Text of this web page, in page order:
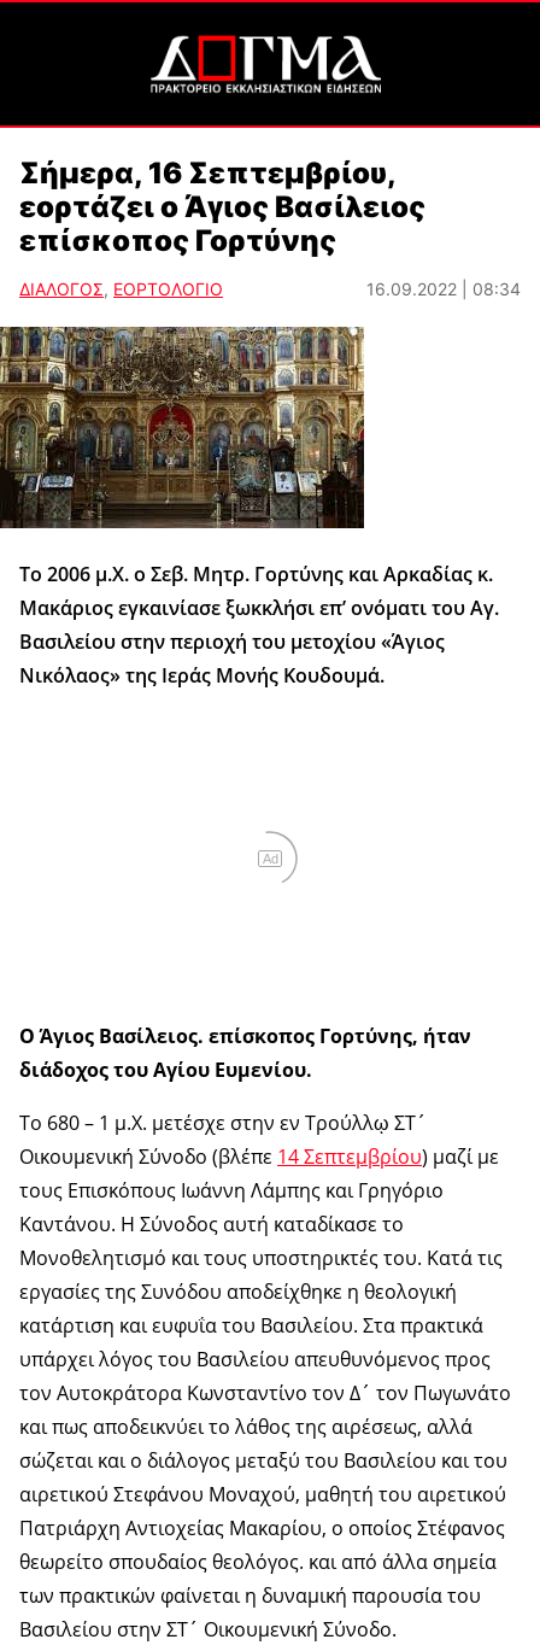
Σήμερα, 16 Σεπτεμβρίου,
εορτάζει ο Άγιος Βασίλειος
επίσκοπος Γορτύνης
ΔΙΑΛΟΓΟΣ, ΕΟΡΤΟΛΟΓΙΟ 16.09.2022 | 08:34
Tο 2006 μ.Χ. ο Σεβ. Μητρ. Γορτύνης και Αρκαδίας κ.
Μακάριος εγκαινίασε ξωκκλήσι επ’ ονόματι του Αγ.
Βασιλείου στην περιοχή του μετοχίου «Άγιος
Νικόλαος» της Ιεράς Μονής Κουδουμά.
Ad
Ο Άγιος Βασίλειος. επίσκοπος Γορτύνης, ήταν
διάδοχος του Αγίου Ευμενίου.
Το 680 – 1 μ.Χ. μετέσχε στην εν Τρούλλῳ ΣΤ´
Οικουμενική Σύνοδο (βλέπε 14 Σεπτεμβρίου) μαζί με
τους Επισκόπους Ιωάννη Λάμπης και Γρηγόριο
Καντάνου. Η Σύνοδος αυτή καταδίκασε το
Μονοθελητισμό και τους υποστηρικτές του. Κατά τις
εργασίες της Συνόδου αποδείχθηκε η θεολογική
κατάρτιση και ευφυΐα του Βασιλείου. Στα πρακτικά
υπάρχει λόγος του Βασιλείου απευθυνόμενος προς
τον Αυτοκράτορα Κωνσταντίνο τον Δ´ τον Πωγωνάτο
και πως αποδεικνύει το λάθος της αιρέσεως, αλλά
σώζεται και ο διάλογος μεταξύ του Βασιλείου και του
αιρετικού Στεφάνου Μοναχού, μαθητή του αιρετικού
Πατριάρχη Αντιοχείας Μακαρίου, ο οποίος Στέφανος
θεωρείτο σπουδαίος θεολόγος. και από άλλα σημεία
των πρακτικών φαίνεται η δυναμική παρουσία του
Βασιλείου στην ΣΤ´ Οικουμενική Σύνοδο.